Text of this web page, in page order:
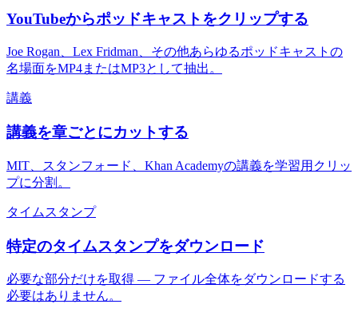
YouTubeからポッドキャストをクリップする
Joe Rogan、Lex Fridman、その他あらゆるポッドキャストの
名場面をMP4またはMP3として抽出。
講義
講義を章ごとにカットする
MIT、スタンフォード、Khan Academyの講義を学習用クリッ
プに分割。
タイムスタンプ
特定のタイムスタンプをダウンロード
必要な部分だけを取得 — ファイル全体をダウンロードする
必要はありません。